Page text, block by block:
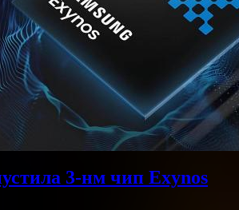
3-нм чип Exynos